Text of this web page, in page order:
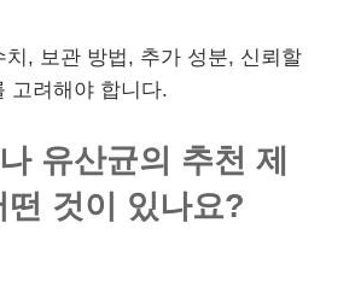
치, 보관 방법, 추가 성분, 신뢰할
고려해야 합니다.
유산균의 추천 제
떤 것이 있나요?